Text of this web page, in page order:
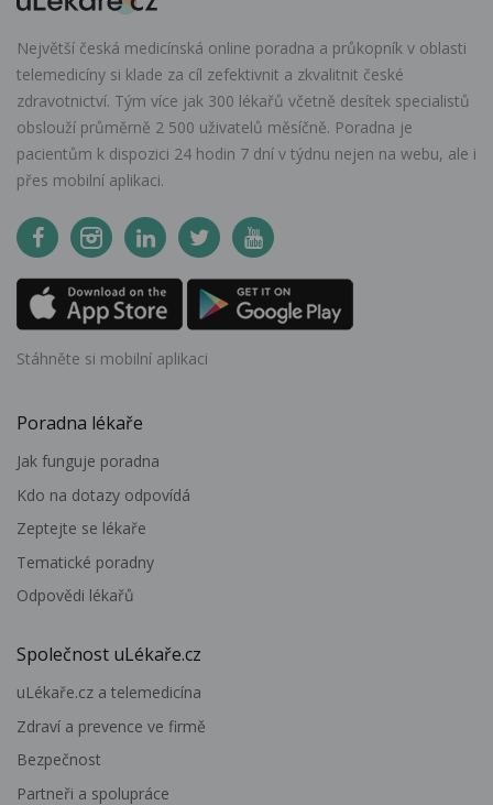
Největší česká medicínská online poradna a průkopník v oblasti
telemedicíny si klade za cíl zefektivnit a zkvalitnit české
zdravotnictví. Tým více jak 300 lékařů včetně desítek specialistů
obslouží průměrně 2 500 uživatelů měsíčně. Poradna je
pacientům k dispozici 24 hodin 7 dní v týdnu nejen na webu, ale i
přes mobilní aplikaci.
Stáhněte si mobilní aplikaci
Poradna lékaře
Jak funguje poradna
Kdo na dotazy odpovídá
Zeptejte se lékaře
Tematické poradny
Odpovědi lékařů
Společnost uLékaře.cz
uLékaře.cz a telemedicína
Zdraví a prevence ve firmě
Bezpečnost
Partneři a spolupráce